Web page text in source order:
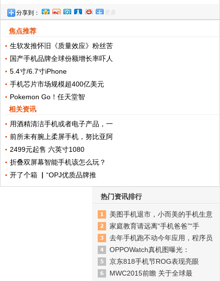
分享到： 更多
焦点推荐
生软发推怀旧《质量效应》粉丝苦
国产手机品牌全球份额增长率吓人
5.4寸/6.7寸iPhone
手机芯片市场规模超400亿美元
Pokemon Go！任天堂智
相关资讯
用酒精清洁手机或者电子产品，一
前所未有腕上柔屏手机，努比亚阿
2499元起售 六英寸1080
折叠双屏幕智能手机该怎么玩？
开了个箱 ▏“OPJ优质品牌推
热门资讯排行
美图手机退市，小而美的手机生意
家庭教育请远离“手机爸爸”“手
去年手机跑不动今年应用，程序员
OPPOWatch真机图曝光：
京东818手机节ROG表现亮眼
MWC2015前瞻 关于全球最